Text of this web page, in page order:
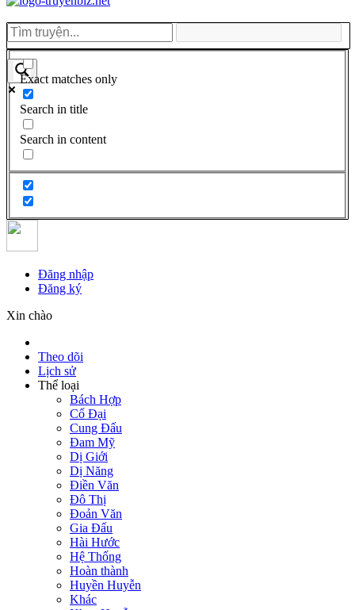
Exact matches only
Search in title
Search in content
Đăng nhập
Đăng ký
Xin chào
Theo dõi
Lịch sử
Thể loại
Bách Hợp
Cổ Đại
Cung Đấu
Đam Mỹ
Dị Giới
Dị Năng
Điền Văn
Đô Thị
Đoản Văn
Gia Đấu
Hài Hước
Hệ Thống
Hoàn thành
Huyền Huyễn
Khác